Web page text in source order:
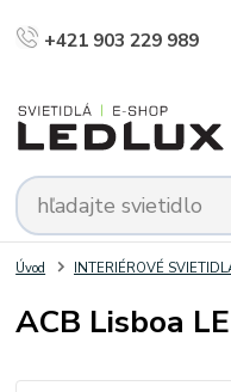
+421 903 229 989
Úvod INTERIÉROVÉ
ACB Lisboa